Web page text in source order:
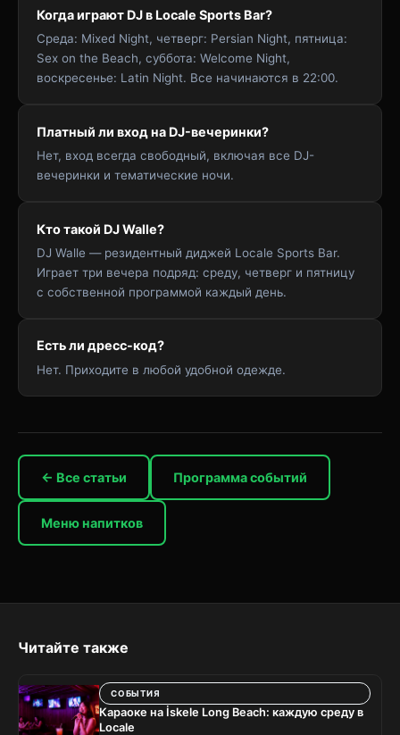
Когда играют DJ в Locale Sports Bar?
Среда: Mixed Night, четверг: Persian Night, пятница:
Sex on the Beach, суббота: Welcome Night,
воскресенье: Latin Night. Все начинаются в 22:00.
Платный ли вход на DJ-вечеринки?
Нет, вход всегда свободный, включая все DJ-
вечеринки и тематические ночи.
Кто такой DJ Walle?
DJ Walle — резидентный диджей Locale Sports Bar.
Играет три вечера подряд: среду, четверг и пятницу
с собственной программой каждый день.
Есть ли дресс-код?
Нет. Приходите в любой удобной одежде.
← Все статьи Программа событий
Меню напитков
Читайте также
СОБЫТИЯ
Караоке на İskele Long Beach: каждую среду в
Locale